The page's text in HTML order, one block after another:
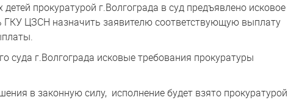
прокуратурой г.Волгограда в суд предъявлено исковое
ГКУ ЦЗСН назначить заявителю соответствующую выплату
суда г.Волгограда исковые требования прокуратуры
в законную силу, исполнение будет взято прокуратурой